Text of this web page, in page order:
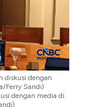
diskusi dengan
Ferry Sandi)
dengan media di